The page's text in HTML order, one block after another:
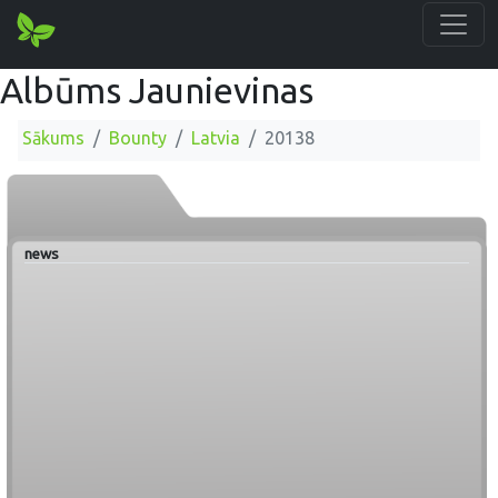
Albūms Jaunievinas
Sākums Bounty Latvia 20138
news